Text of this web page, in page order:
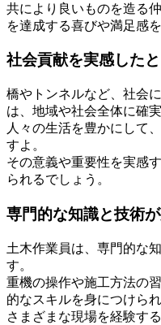
共により良いものを造る
を達成する喜びや満足感
社会貢献を実感したと
橋やトンネルなど、社会
は、地域や社会全体に確
人々の生活を豊かにして
すよ。
その意義や重要性を実感
られるでしょう。
専門的な知識と技術
土木作業員は、専門的な
す。
重機の操作や施工方法の
的なスキルを身につけられ
さまざまな現場を経験す